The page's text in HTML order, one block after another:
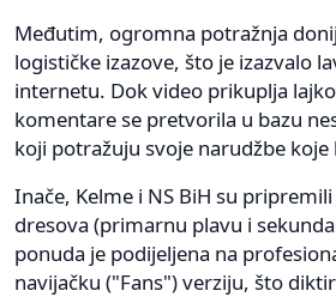
Međutim, ogromna potražnja
logističke izazove, što je izazvalo
internetu. Dok video prikuplja
komentare se pretvorila u bazu
koji potražuju svoje narudžbe koje
Inače, Kelme i NS BiH su
dresova (primarnu plavu i
ponuda je podijeljena na
navijačku ("Fans") verziju, što